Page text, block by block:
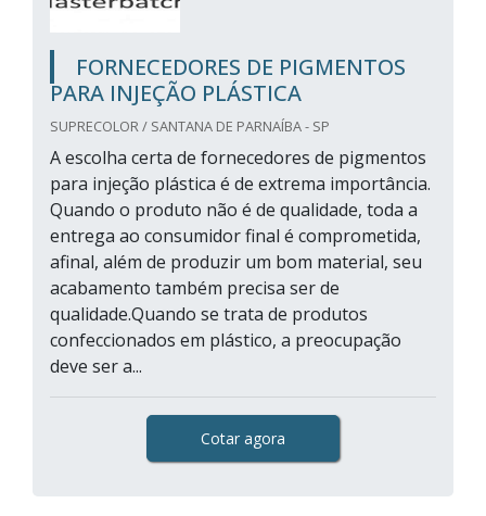
FORNECEDORES DE PIGMENTOS
PARA INJEÇÃO PLÁSTICA
SUPRECOLOR / SANTANA DE PARNAÍBA - SP
A escolha certa de fornecedores de pigmentos
para injeção plástica é de extrema importância.
Quando o produto não é de qualidade, toda a
entrega ao consumidor final é comprometida,
afinal, além de produzir um bom material, seu
acabamento também precisa ser de
qualidade.Quando se trata de produtos
confeccionados em plástico, a preocupação
deve ser a...
Cotar agora